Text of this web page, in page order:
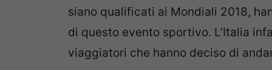
siano qualificati ai Mondiali 2018,
di questo evento sportivo. L’Italia
viaggiatori che hanno deciso di